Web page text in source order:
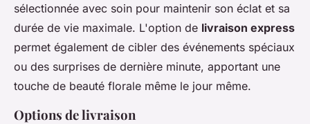
sélectionnée avec soin pour maintenir son éclat et sa
durée de vie maximale. L'option de livraison express
permet également de cibler des événements spéciaux
ou des surprises de dernière minute, apportant une
touche de beauté florale même le jour même.
Options de livraison